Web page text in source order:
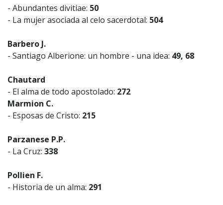
- Abundantes divitiae: 50
- La mujer asociada al celo sacerdotal: 504
Barbero J.
- Santiago Alberione: un hombre - una idea: 49, 68
Chautard
- El alma de todo apostolado: 272
Marmion C.
- Esposas de Cristo: 215
Parzanese P.P.
- La Cruz: 338
Pollien F.
- Historia de un alma: 291